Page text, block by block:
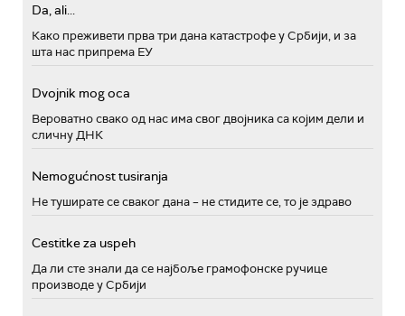
Da, ali...
Како преживети прва три дана катастрофе у Србији, и за
шта нас припрема ЕУ
Dvojnik mog oca
Вероватно свако од нас има свог двојника са којим дели и
сличну ДНК
Nemogućnost tusiranja
Не туширате се сваког дана – не стидите се, то је здраво
Cestitke za uspeh
Да ли сте знали да се најбоље грамофонске ручице
производе у Србији